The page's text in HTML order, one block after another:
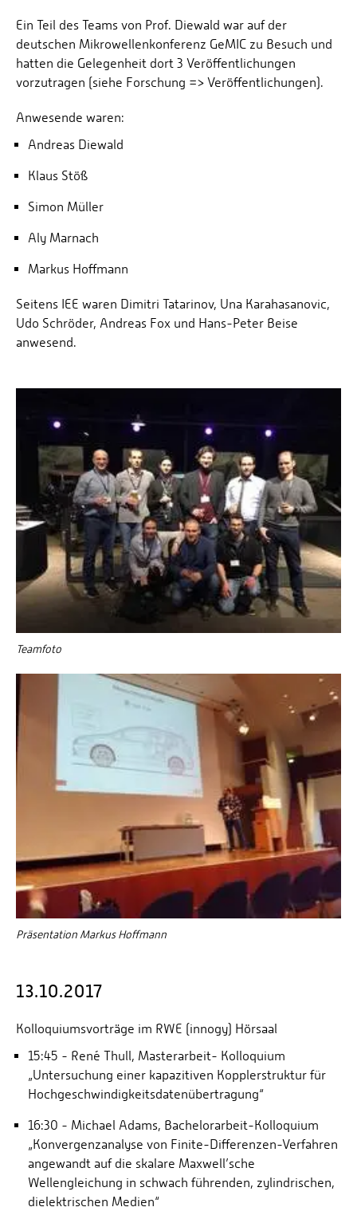
Ein Teil des Teams von Prof. Diewald war auf der
deutschen Mikrowellenkonferenz GeMIC zu Besuch und
hatten die Gelegenheit dort 3 Veröffentlichungen
vorzutragen (siehe Forschung => Veröffentlichungen).
Anwesende waren:
Andreas Diewald
Klaus Stöß
Simon Müller
Aly Marnach
Markus Hoffmann
Seitens IEE waren Dimitri Tatarinov, Una Karahasanovic,
Udo Schröder, Andreas Fox und Hans-Peter Beise
anwesend.
Teamfoto
Präsentation Markus Hoffmann
13.10.2017
Kolloquiumsvorträge im RWE (innogy) Hörsaal
15:45 - René Thull, Masterarbeit- Kolloquium
„Untersuchung einer kapazitiven Kopplerstruktur für
Hochgeschwindigkeitsdatenübertragung“
16:30 - Michael Adams, Bachelorarbeit-Kolloquium
„Konvergenzanalyse von Finite-Differenzen-Verfahren
angewandt auf die skalare Maxwell’sche
Wellengleichung in schwach führenden, zylindrischen,
dielektrischen Medien“